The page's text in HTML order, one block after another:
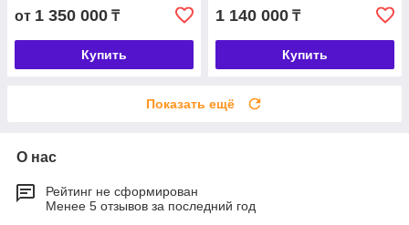
от 1 350 000 ₸
Купить
1 140 000 ₸
Купить
Показать ещё
О нас
Рейтинг не сформирован
Менее 5 отзывов за последний год